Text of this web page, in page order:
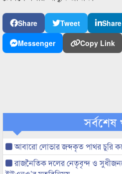
Share Tweet Share
Messenger
Copy Link
আবারো লোভার জব্দকৃত পাথর চুরি
রাজনৈতিক দলের নেতৃবৃন্দ ও